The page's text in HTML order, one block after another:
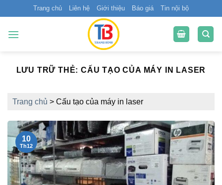
qua
nội
Trang chủ Liên hệ Giới thiệu Báo giá Tin nội bộ
LƯU TRỮ THẺ:CẤU TẠO CỦA MÁY IN LASER
Trang chủ > Cấu tạo của máy in laser
10
Th12